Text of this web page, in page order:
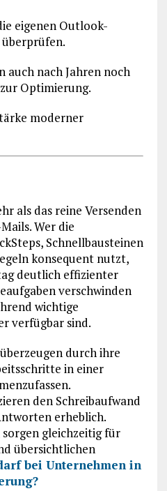
eigenen Outlook-
auch nach Jahren noch
Optimierung.
moderner
als das reine Versenden
Wer die
Schnellbausteinen
konsequent nutzt,
deutlich effizienter
verschwinden
wichtige
verfügbar sind.
durch ihre
in einer
den Schreibaufwand
erheblich.
gleichzeitig für
übersichtlichen
bei Unternehmen in